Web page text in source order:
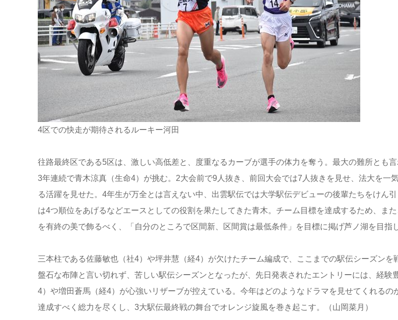
4区での快走が期待されるルーキー河田
往路最終区である5区は、激しい高低差と、度重なるカーブが選手の体力を奪う。最大の難所とも言
3年連続で青木涼真（生命4）が挑む。2大会前で9人抜き、前回大会では7人抜きを見せ、法大を一
る活躍を見せた。4年生が万全とは言えない中、出雲駅伝では大学駅伝デビューの後輩たちをけん
は4つ順位をあげるなどエースとしての役割を果たしてきた青木。チーム目標を達成するため、ま
を有終の美で飾るべく、「自分のところで区間新、区間賞は最低条件」を目標に掲げ芦ノ湖を目指
三本柱である佐藤敏也（社4）や坪井慧（経4）が欠けたチーム編成で、ここまでの駅伝シーズンを
盤石な布陣と言い切れず、苦しい駅伝シーズンとなったが、先日発表されたエントリーには、経験
4）や増田蒼馬（経4）が心強いリザーブが控えている。今年はどのようなドラマを見せてくれるの
達成すべく総力を尽くし、3大駅伝最終戦の舞台でオレンジ旋風を巻き起こす。（山岡菜月）